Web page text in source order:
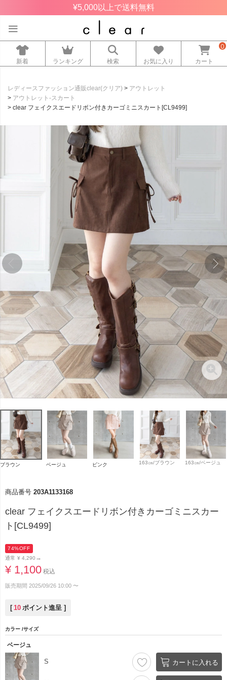
¥5,000以上で送料無料
新着 ランキング 検索 お気に入り カート
0
レディースファッション通販clear(クリア)
アウトレット
アウトレット-スカート
clear フェイクスエードリボン付きカーゴミニスカート[CL9499]
ブラウン ベージュ ピンク 163㎝/ブラウン 163㎝/ベージュ
商品番号 203A1133168
clear フェイクスエードリボン付きカーゴミニスカー
ト[CL9499]
74%OFF
通常 ¥ 4,290 →
¥ 1,100 税込
販売期間 2025/09/26 10:00 〜
[ 10 ポイント進呈 ]
カラー サイズ
ベージュ
S カートに入れる